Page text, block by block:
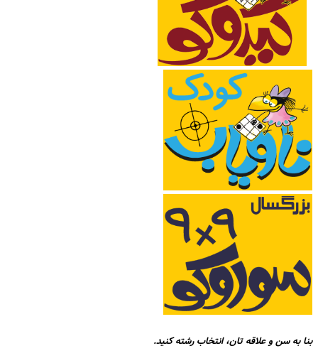
بنا به سن و علاقه تان، انتخاب رشته کنید.